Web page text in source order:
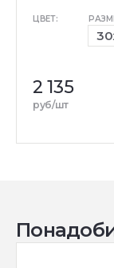
ЦВЕТ:
2 135
руб/шт